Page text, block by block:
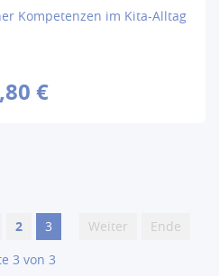
Kompetenzen im Kita-Alltag
€
2 3 Weiter
Ende
3 von 3